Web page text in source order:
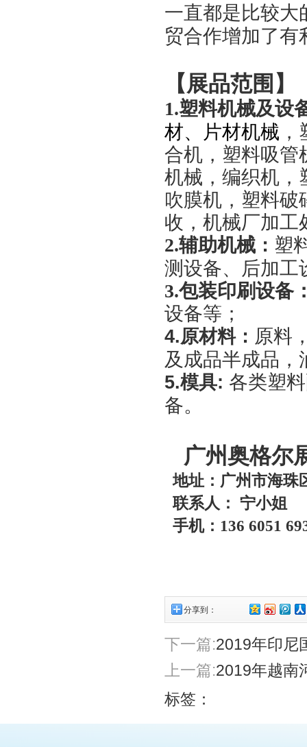
一直都是比较大
贸合作增加了有
【展品范围】
1.塑料机械及设
材、片材机械
合机，塑料吸管
机械，编织机，
吹膜机，塑料破
收，机械厂加工
2.辅助机械 ： 塑
测设备、后加工
3.包装印刷设备
设备等；
4.原材料： 原料
及成品半成品，
5.模具: 各类塑
备。
广州奥格
地址：广州市海珠
联系人： 宁小姐
手机： 136
分享到：
下一篇:2019年印尼
上一篇:2019年越南
标签：